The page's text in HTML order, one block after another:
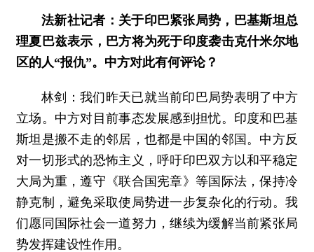
法新社记者：关于印巴紧张局势，巴基斯坦总
理夏巴兹表示，巴方将为死于印度袭击克什米尔地
区的人“报仇”。中方对此有何评论？
林剑：我们昨天已就当前印巴局势表明了中方
立场。中方对目前事态发展感到担忧。印度和巴基
斯坦是搬不走的邻居，也都是中国的邻国。中方反
对一切形式的恐怖主义，呼吁印巴双方以和平稳定
大局为重，遵守《联合国宪章》等国际法，保持冷
静克制，避免采取使局势进一步复杂化的行动。我
们愿同国际社会一道努力，继续为缓解当前紧张局
势发挥建设性作用。